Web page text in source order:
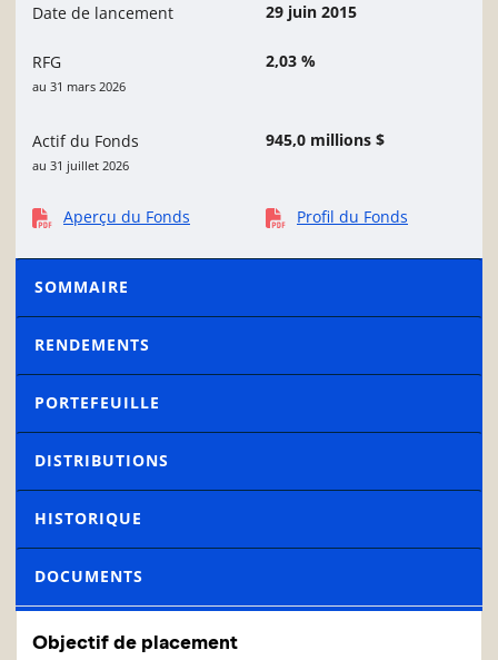
Date de lancement 29 juin 2015
RFG
au 31 mars 2026
2,03 %
Actif du Fonds
au 31 juillet 2026
945,0 millions $
Aperçu du Fonds Profil du Fonds
SOMMAIRE
RENDEMENTS
PORTEFEUILLE
DISTRIBUTIONS
HISTORIQUE
DOCUMENTS
Objectif de placement